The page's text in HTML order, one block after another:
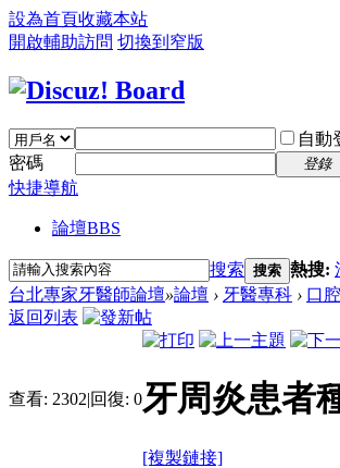
設為首頁收藏本站
開啟輔助訪問 切換到窄版
自動
密碼
登錄
快捷導航
論壇BBS
搜索 搜索 熱搜:
台北專家牙醫師論壇»論壇 › 牙醫專科 › 口
返回列表
查看: 2302|回復: 0牙周炎患者
[複製鏈接]